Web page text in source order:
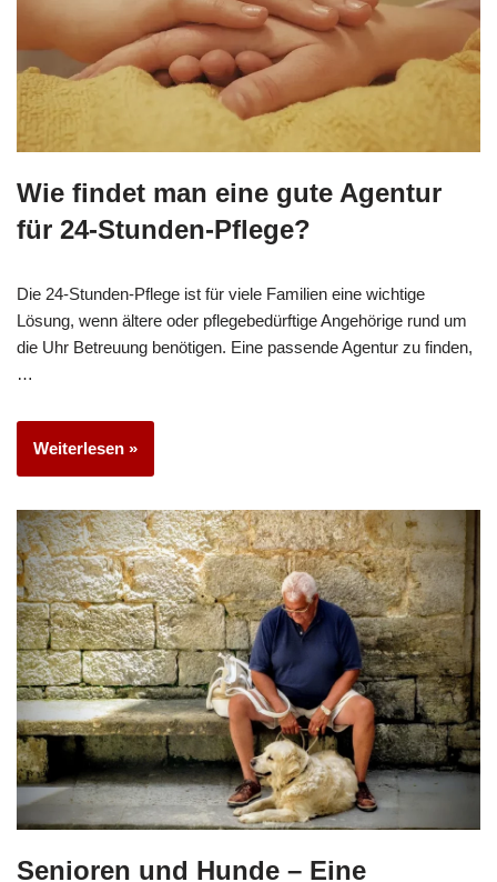
Wie findet man eine gute Agentur
für 24-Stunden-Pflege?
Die 24-Stunden-Pflege ist für viele Familien eine wichtige
Lösung, wenn ältere oder pflegebedürftige Angehörige rund um
die Uhr Betreuung benötigen. Eine passende Agentur zu finden,
…
Weiterlesen »
Senioren und Hunde – Eine